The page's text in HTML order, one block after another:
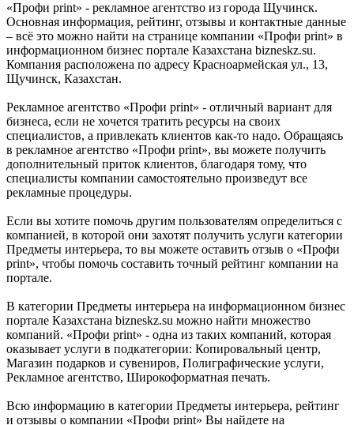
«Профи print» - рекламное агентство из города Щучинск.
Основная информация, рейтинг, отзывы и контактные данные
– всё это можно найти на странице компании «Профи print» в
информационном бизнес портале Казахстана bizneskz.su.
Компания расположена по адресу Красноармейская ул., 13,
Щучинск, Казахстан.
Рекламное агентство «Профи print» - отличный вариант для
бизнеса, если не хочется тратить ресурсы на своих
специалистов, а привлекать клиентов как-то надо. Обращаясь
в рекламное агентство «Профи print», вы можете получить
дополнительный приток клиентов, благодаря тому, что
специалисты компании самостоятельно произведут все
рекламные процедуры.
Если вы хотите помочь другим пользователям определиться с
компанией, в которой они захотят получить услуги категории
Предметы интерьера, то вы можете оставить отзыв о «Профи
print», чтобы помочь составить точный рейтинг компании на
портале.
В категории Предметы интерьера на информационном бизнес
портале Казахстана bizneskz.su можно найти множество
компаний. «Профи print» - одна из таких компаний, которая
оказывает услуги в подкатегории: Копировальный центр,
Магазин подарков и сувениров, Полиграфические услуги,
Рекламное агентство, Широкоформатная печать.
Всю информацию в категории Предметы интерьера, рейтинг
и отзывы о компании «Профи print» Вы найдете на